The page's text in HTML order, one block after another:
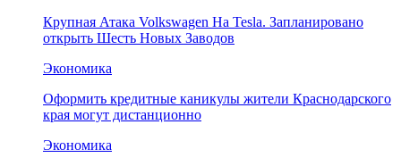
Крупная Атака Volkswagen На Tesla. Запланировано
открыть Шесть Новых Заводов
Экономика
Оформить кредитные каникулы жители Краснодарского
края могут дистанционно
Экономика